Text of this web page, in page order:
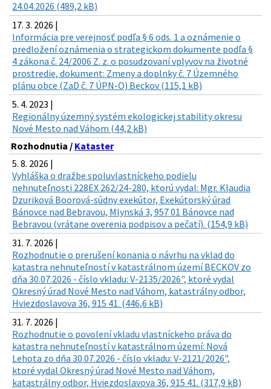
24.04.2026 (489,2 kB)
17. 3. 2026 |
Informácia pre verejnosť podľa § 6 ods. 1 a oznámenie o
predložení oznámenia o strategickom dokumente podľa §
4 zákona č. 24/2006 Z. z. o posudzovaní vplyvov na životné
prostredie, dokument: Zmeny a doplnky č. 7 Územného
plánu obce (ZaD č. 7 ÚPN-O) Beckov (115,1 kB)
5. 4. 2023 |
Regionálny územný systém ekologickej stability okresu
Nové Mesto nad Váhom (44,2 kB)
Rozhodnutia / Kataster
5. 8. 2026 |
Vyhláška o dražbe spoluvlastníckeho podielu
nehnuteľnosti 228EX 262/24-280, ktorú vydal: Mgr. Klaudia
Dzuriková Boorová-súdny exekútor, Exekútorský úrad
Bánovce nad Bebravou, Mlynská 3, 957 01 Bánovce nad
Bebravou (vrátane overenia podpisov a pečatí). (154,9 kB)
31. 7. 2026 |
Rozhodnutie o prerušení konania o návrhu na vklad do
katastra nehnuteľností v katastrálnom území BECKOV zo
dňa 30.07.2026 - číslo vkladu: V-2135/2026", ktoré vydal
Okresný úrad Nové Mesto nad Váhom, katastrálny odbor,
Hviezdoslavova 36, 915 41. (446,6 kB)
31. 7. 2026 |
Rozhodnutie o povolení vkladu vlastníckeho práva do
katastra nehnuteľností v katastrálnom území: Nová
Lehota zo dňa 30.07.2026 - číslo vkladu: V-2121/2026",
ktoré vydal Okresný úrad Nové Mesto nad Váhom,
katastrálny odbor, Hviezdoslavova 36, 915 41. (317,9 kB)